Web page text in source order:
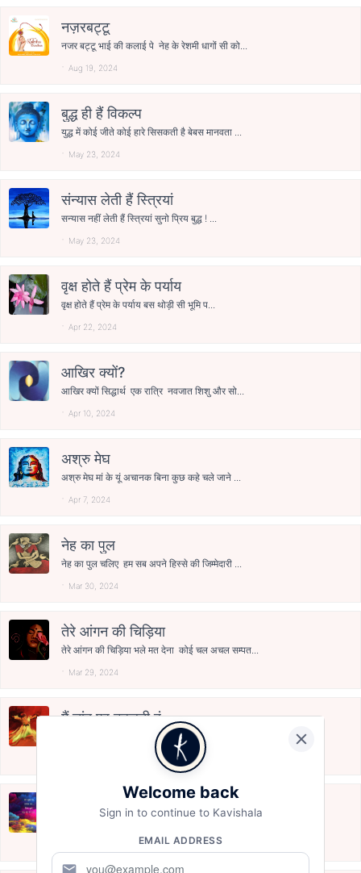
नज़रबट्टू
नजर बट्टू भाई की कलाई पे नेह के रेशमी धागों सी को...
Aug 19, 2024
बुद्ध ही हैं विकल्प
युद्ध में कोई जीते कोई हारे सिसकती है बेबस मानवता ...
May 23, 2024
संन्यास लेती हैं स्त्रियां
सन्यास नहीं लेती हैं स्त्रियां सुनो प्रिय बुद्ध ! ...
May 23, 2024
वृक्ष होते हैं प्रेम के पर्याय
वृक्ष होते हैं प्रेम के पर्याय बस थोड़ी सी भूमि प...
Apr 22, 2024
आखिर क्यों?
आखिर क्यों सिद्धार्थ एक रात्रि नवजात शिशु और सो...
Apr 10, 2024
अश्रु मेघ
अश्रु मेघ मां के यूं अचानक बिना कुछ कहे चले जाने ...
Apr 7, 2024
नेह का पुल
नेह का पुल चलिए हम सब अपने हिस्से की जिम्मेदारी ...
Mar 30, 2024
तेरे आंगन की चिड़िया
तेरे आंगन की चिड़िया भले मत देना कोई चल अचल सम्पत...
Mar 29, 2024
मैं चांद पर टहलती हूं
मैं चांद पर टहलती हूं अल सुबह तारों को बुहार टो...
हरी धरा को देख अंबर सिंदूरी हो गया देखो होली में ...
Welcome back
Sign in to continue to Kavishala
EMAIL ADDRESS
mail